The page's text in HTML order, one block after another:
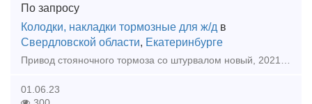
По запросу
Колодки, накладки тормозные для ж/д в
Свердловской области, Екатеринбурге
01.06.23